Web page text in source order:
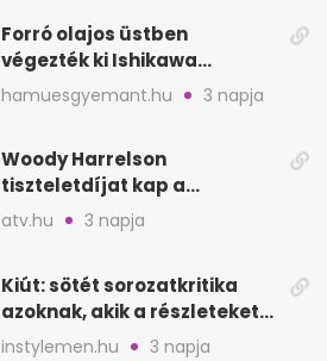
Forró olajos üstben
végezték ki Ishikawa
Goemont, Japán Robin
Hoodját
hamuesgyemant.hu 3 napja
Woody Harrelson
tiszteletdíjat kap a
Szarajevói Filmfesztiválon
atv.hu 3 napja
Kiút: sötét sorozatkritika
azoknak, akik a részleteket
keresik
instylemen.hu 3 napja